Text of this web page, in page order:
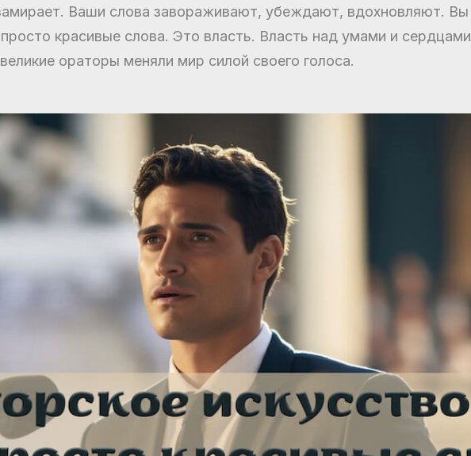
Ваши слова завораживают, убеждают, вдохновляют. Вы
красивые слова. Это власть. Власть над умами и сердцами
ораторы меняли мир силой своего голоса.